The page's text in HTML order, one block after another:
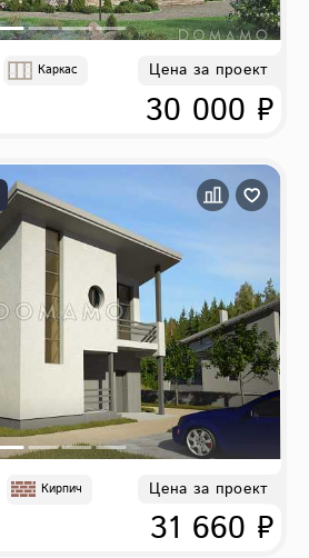
Каркас Цена за проект
30 000 ₽
Кирпич Цена за проект
31 660 ₽